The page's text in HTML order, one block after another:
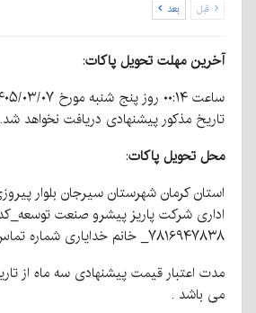
قبل بعد
آخرین مهلت تحویل پاکات:
تاریخ مذکور پیشنهادی دریافت نخواهد شد.
محل تحویل پاکات:
اداری شرکت پاریز پیشرو صنعت
۷۸۱۶۹۴۷۸۳۸_ خانم خدایاری شماره تماس: ۰۹۱۶۵۳۵۴۳۲۵
مدت اعتبار قیمت پیشنهادی سه ماه از
می باشد .